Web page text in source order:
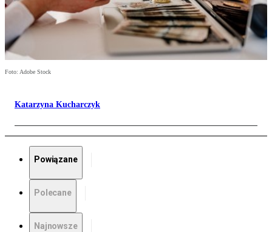
Foto: Adobe Stock
Katarzyna Kucharczyk
Powiązane
Polecane
Najnowsze